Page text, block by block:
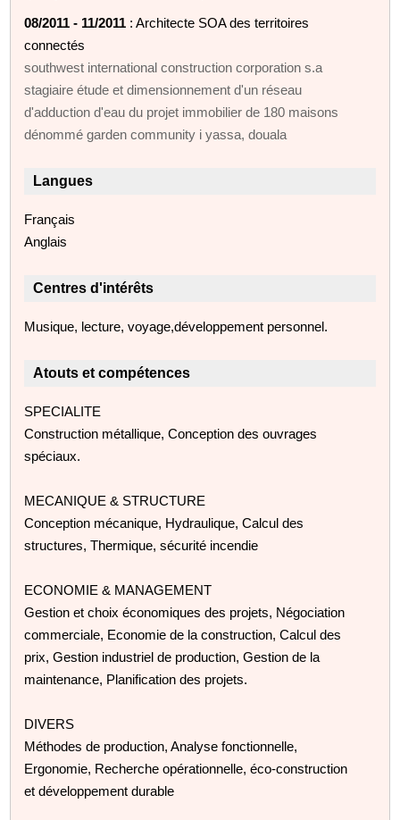
08/2011 - 11/2011 : Architecte SOA des territoires
connectés
southwest international construction corporation s.a
stagiaire étude et dimensionnement d'un réseau
d'adduction d'eau du projet immobilier de 180 maisons
dénommé garden community i yassa, douala
Langues
Français
Anglais
Centres d'intérêts
Musique, lecture, voyage,développement personnel.
Atouts et compétences
SPECIALITE
Construction métallique, Conception des ouvrages
spéciaux.
MECANIQUE & STRUCTURE
Conception mécanique, Hydraulique, Calcul des
structures, Thermique, sécurité incendie
ECONOMIE & MANAGEMENT
Gestion et choix économiques des projets, Négociation
commerciale, Economie de la construction, Calcul des
prix, Gestion industriel de production, Gestion de la
maintenance, Planification des projets.
DIVERS
Méthodes de production, Analyse fonctionnelle,
Ergonomie, Recherche opérationnelle, éco-construction
et développement durable